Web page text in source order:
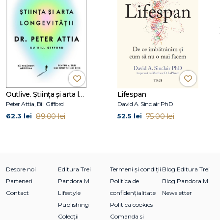
Outlive. Știința și arta longevității
Peter Attia, Bill Gifford
62.3 lei 89.00 lei
Lifespan
David A. Sinclair PhD
52.5 lei 75.00 lei
Despre noi
Parteneri
Contact
Editura Trei
Pandora M
Lifestyle
Publishing
Colecții
Termeni și condiții
Politica de
confidențialitate
Politica cookies
Comanda si
Blog Editura Trei
Blog Pandora M
Newsletter